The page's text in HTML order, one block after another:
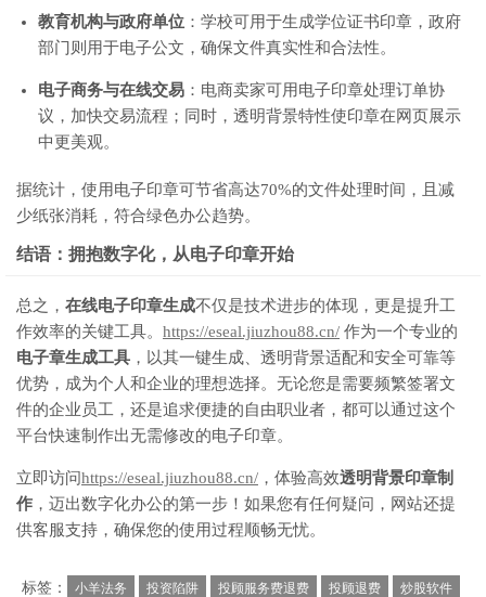
教育机构与政府单位 ：学校可用于生成学位证书印章，政府
部门则用于电子公文，确保文件真实性和合法性。
电子商务与在线交易 ：电商卖家可用电子印章处理订单协
议，加快交易流程；同时，透明背景特性使印章在网页展示
中更美观。
据统计，使用电子印章可节省高达70%的文件处理时间，且减
少纸张消耗，符合绿色办公趋势。
结语：拥抱数字化，从电子印章开始
总之， 在线电子印章生成不仅是技术进步的体现，更是提升工
作效率的关键工具。 https://eseal.jiuzhou88.cn/ 作为一个专业的
电子章生成工具 ，以其一键生成、透明背景适配和安全可靠等
优势，成为个人和企业的理想选择。无论您是需要频繁签署文
件的企业员工，还是追求便捷的自由职业者，都可以通过这个
平台快速制作出无需修改的电子印章。
立即访问https://eseal.jiuzhou88.cn/ ，体验高效透明背景印章制
作 ，迈出数字化办公的第一步！如果您有任何疑问，网站还提
供客服支持，确保您的使用过程顺畅无忧。
标签： 小羊法务 投资陷阱 投顾服务费退费 投顾退费
炒股软件